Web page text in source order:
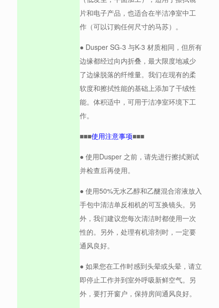
片和电子产品，也适合在半洁净室中工
作（可以订购任何尺寸的马苏）。
● Dusper SG-3 与K-3 材质相同，但所有
边缘都经过向内折叠，最大限度地减少
了边缘脱落的纤维量。我们在现有的柔
软度和擦拭性能的基础上添加了干绒性
能。体积适中，可用于洁净室环境下工
作。
■■■使用注意事项■■■
● 使用Dusper 之前，请先进行擦拭测试
并检查后再使用。
● 使用50%无水乙醇和乙醚混合溶液放入
手包中清洁单反相机的可互换镜头。另
外，我们建议您每次清洁时都使用一次
性的。另外，处理有机溶剂时，一定要
通风良好。
● 如果您在工作时感到头晕或头晕，请立
即停止工作并到室外呼吸新鲜空气。另
外，要打开窗户，保持房间通风良好。